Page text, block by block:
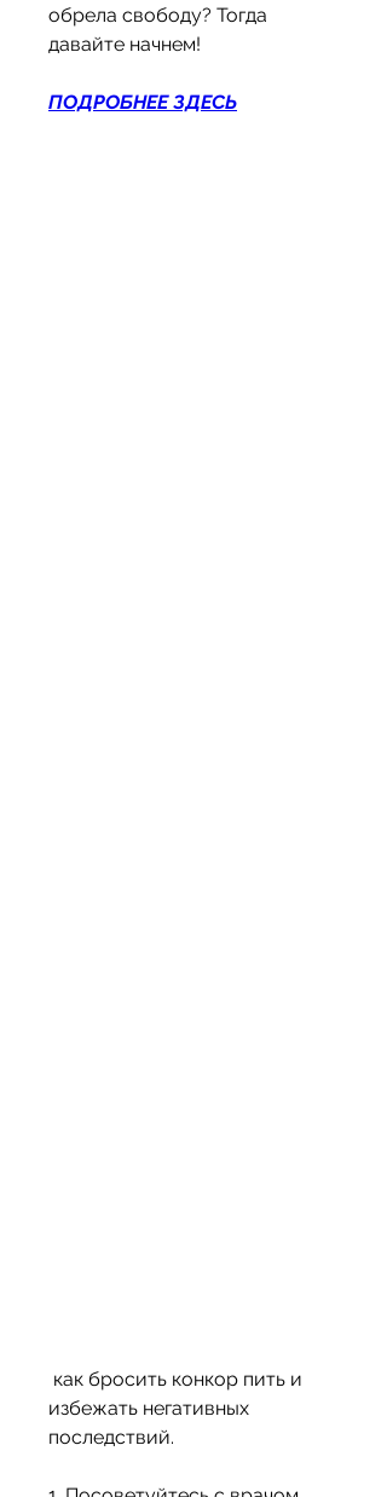
обрела свободу? Тогда
давайте начнем!
ПОДРОБНЕЕ ЗДЕСЬ
избежать негативных
последствий.